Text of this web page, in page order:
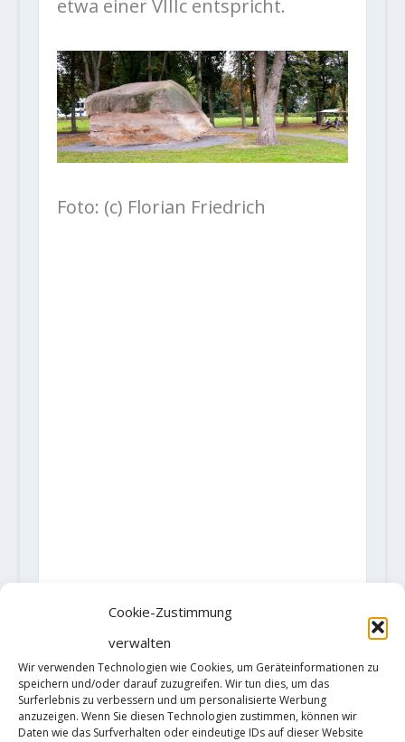
Cookie-Zustimmung
verwalten
Wir verwenden Technologien wie Cookies, um Geräteinformationen zu
speichern und/oder darauf zuzugreifen. Wir tun dies, um das
Surferlebnis zu verbessern und um personalisierte Werbung
anzuzeigen. Wenn Sie diesen Technologien zustimmen, können wir
Daten wie das Surfverhalten oder eindeutige IDs auf dieser Website
etwa einer VIIIc entspricht.
Foto: (c) Florian Friedrich